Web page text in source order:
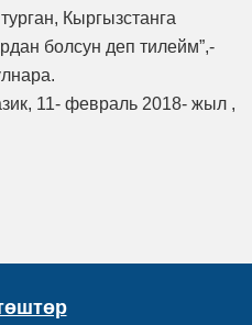
Кыргызстанга
болсун деп тилейм”,-
11- февраль 2018- жыл ,